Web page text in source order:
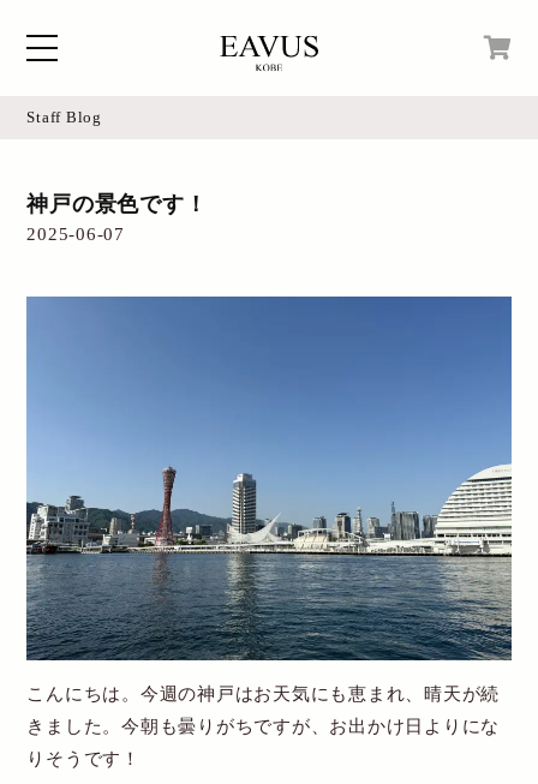
Blog
Login
New Account
Cart
送料・お支払について
特定商取引関連表記
Staff Blog
神戸の景色です！
2025-06-07
こんにちは。今週の神戸はお天気にも恵まれ、晴天が続
きました。今朝も曇りがちですが、お出かけ日よりにな
りそうです！